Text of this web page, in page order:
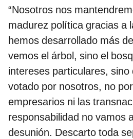
“Nosotros nos
madurez política gracias a
hemos desarrollado más
vemos el árbol, sino el
intereses particulares, sino
votado por nosotros, no
empresarios ni las
responsabilidad no vamos
desunión. Descarto toda